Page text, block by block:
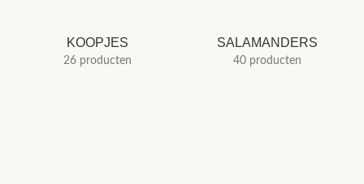
KOOPJES
26 producten
SALAMANDERS
40 producten